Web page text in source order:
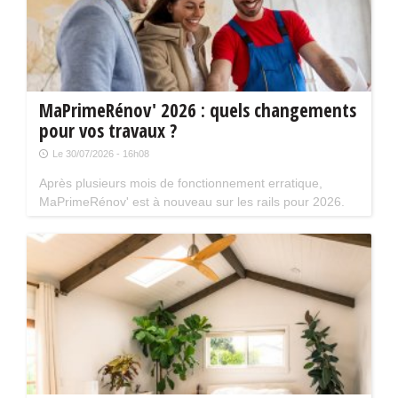
MaPrimeRénov' 2026 : quels changements
pour vos travaux ?
Le 30/07/2026 - 16h08
Après plusieurs mois de fonctionnement erratique,
MaPrimeRénov' est à nouveau sur les rails pour 2026.
limiter le nombre de chantiers éligibles. Tour d'horizon.